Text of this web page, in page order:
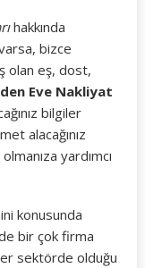
hakkında
bizce
olan eş, dost,
Eve Nakliyat
bilgiler
alacağınız
yardımcı
konusunda
bir çok firma
sektörde olduğu